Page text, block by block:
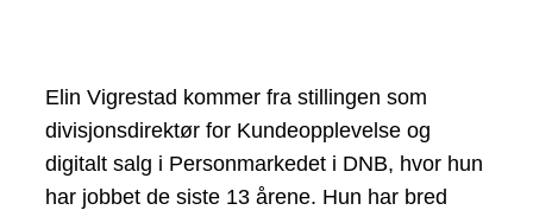
Elin Vigrestad kommer fra stillingen som
divisjonsdirektør for Kundeopplevelse og
digitalt salg i Personmarkedet i DNB, hvor hun
har jobbet de siste 13 årene. Hun har bred